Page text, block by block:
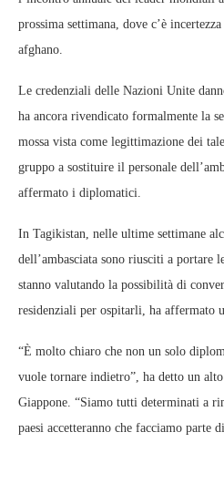
prossima settimana, dove c’è
afghano.
Le credenziali delle Nazioni Unite
ha ancora rivendicato formalmente la
mossa vista come legittimazione dei
gruppo a sostituire il personale
affermato i diplomatici.
In Tagikistan, nelle ultime settimane
dell’ambasciata sono riusciti a
stanno valutando la possibilità di
residenziali per ospitarli, ha affermato
“È molto chiaro che non un solo
vuole tornare indietro”, ha detto un
Giappone. “Siamo tutti determinati a
paesi accetteranno che facciamo parte